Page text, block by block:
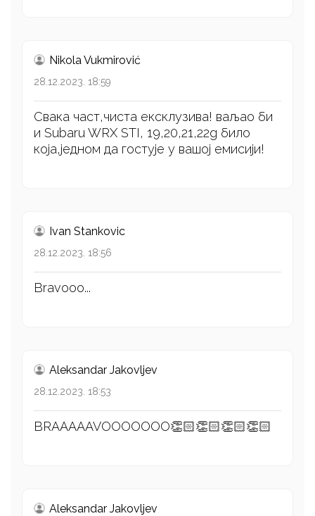
Nikola Vukmirović
28.12.2023. 18:59
Свака част,чиста ексклузива! ваљао би
и Subaru WRX STI, 19,20,21,22g било
која,једном да гостује у вашој емисији!
Ivan Stankovic
28.12.2023. 18:56
Bravooo...
Aleksandar Jakovljev
28.12.2023. 18:53
BRAAAAAVOOOOOOO👏🏻👏🏻👏🏻👏🏻
Aleksandar Jakovljev